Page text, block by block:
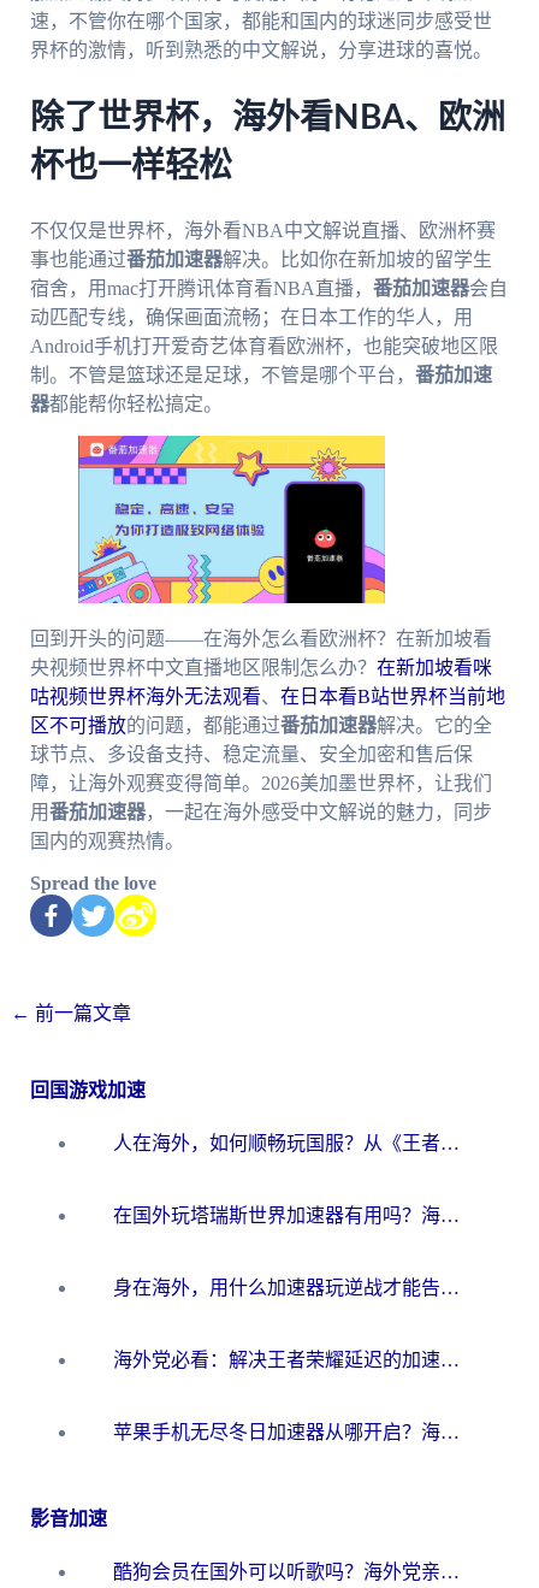
速，不管你在哪个国家，都能和国内的球迷同步感受世
界杯的激情，听到熟悉的中文解说，分享进球的喜悦。
除了世界杯，海外看NBA、欧洲
杯也一样轻松
不仅仅是世界杯，海外看NBA中文解说直播、欧洲杯赛
事也能通过番茄加速器解决。比如你在新加坡的留学生
宿舍，用mac打开腾讯体育看NBA直播， 番茄加速器会自
动匹配专线，确保画面流畅；在日本工作的华人，用
Android手机打开爱奇艺体育看欧洲杯，也能突破地区限
制。不管是篮球还是足球，不管是哪个平台， 番茄加速
器都能帮你轻松搞定。
回到开头的问题——在海外怎么看欧洲杯？在新加坡看
央视频世界杯中文直播地区限制怎么办？ 在新加坡看咪
咕视频世界杯海外无法观看、 在日本看B站世界杯当前地
区不可播放的问题，都能通过番茄加速器解决。它的全
球节点、多设备支持、稳定流量、安全加密和售后保
障，让海外观赛变得简单。2026美加墨世界杯，让我们
用番茄加速器，一起在海外感受中文解说的魅力，同步
国内的观赛热情。
Spread the love
← 前一篇文章
回国游戏加速
人在海外，如何顺畅玩国服？从《王者荣耀》到《云图计划》的加速器终极指南
在国外玩塔瑞斯世界加速器有用吗？海外玩家亲测后的真实答案
身在海外，用什么加速器玩逆战才能告别延迟？
海外党必看：解决王者荣耀延迟的加速器终极指南——从EVE到猫和老鼠，一个工具全搞定
苹果手机无尽冬日加速器从哪开启？海外玩家的冬日生存指南
影音加速
酷狗会员在国外可以听歌吗？海外党亲测有效：3步解决音乐权限难题